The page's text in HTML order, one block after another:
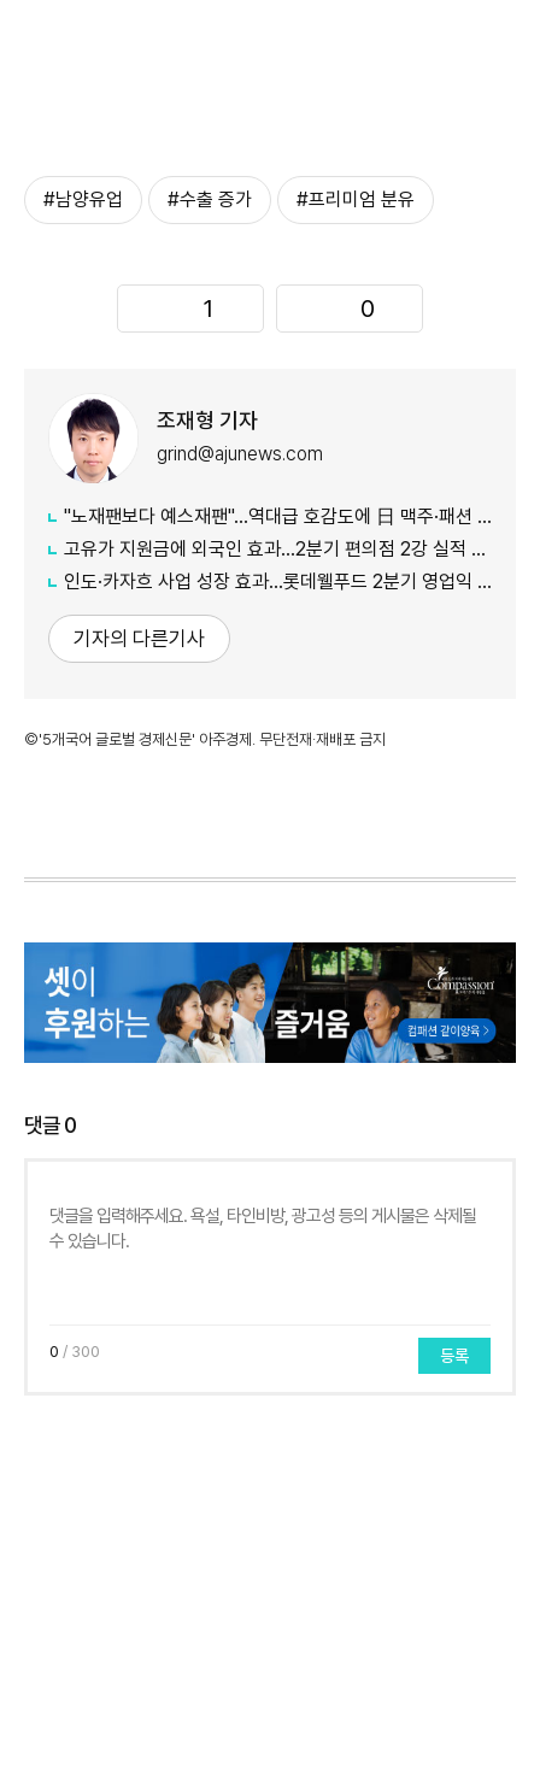
#남양유업 #수출 증가 #프리미엄 분유
1 0
조재형 기자
grind@ajunews.com
"노재팬보다 예스재팬"…역대급 호감도에 日 맥주·패션 '날개'
고유가 지원금에 외국인 효과…2분기 편의점 2강 실적 날았다
인도·카자흐 사업 성장 효과…롯데웰푸드 2분기 영업익 89%↑
기자의 다른기사
©'5개국어 글로벌 경제신문' 아주경제. 무단전재·재배포 금지
댓글0
0 / 300 등록